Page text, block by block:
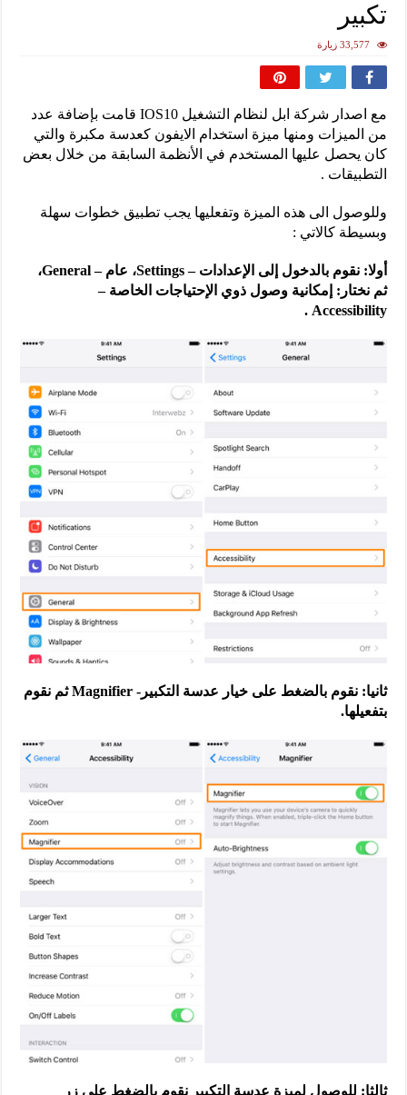
تكبير
33,577 زيارة
مع اصدار شركة ابل لنظام التشغيل IOS10 قامت بإضافة عدد
من الميزات ومنها ميزة استخدام الايفون كعدسة مكبرة والتي
كان يحصل عليها المستخدم في الأنظمة السابقة من خلال بعض
التطبيقات .
وللوصول الى هذه الميزة وتفعليها يجب تطبيق خطوات سهلة
وبسيطة كالاتي :
أولا:
نقوم بالدخول إلى الإعدادات – Settings، عام – General،
ثم نختار: إمكانية وصول ذوي الإحتياجات الخاصة –
Accessibility .
ثانيا: نقوم بالضغط على خيار عدسة التكبير- Magnifier ثم نقوم
بتفعيلها.
ثالثا: للوصول لميزة عدسة التكبير نقوم بالضغط على زر